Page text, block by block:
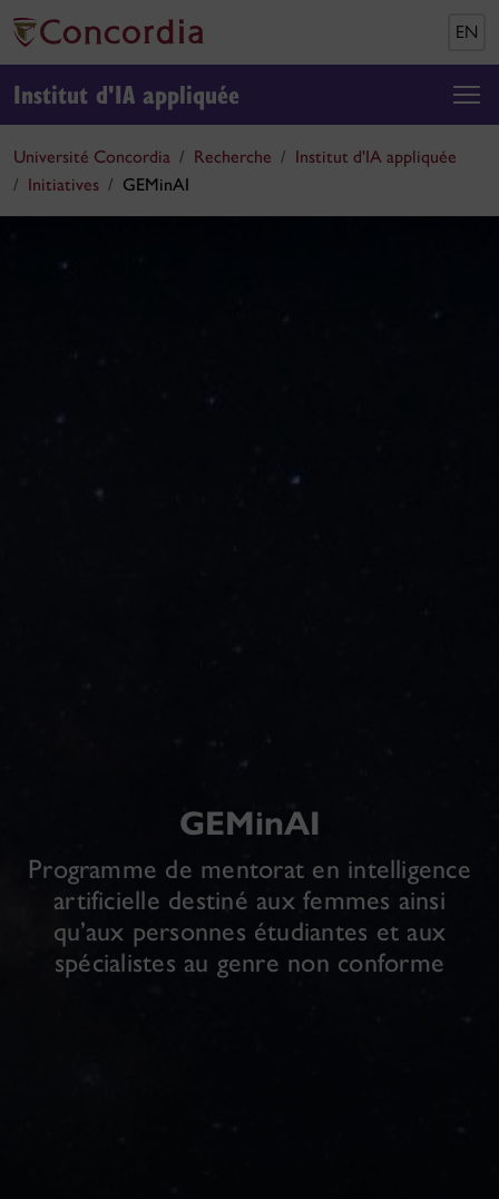
EN
Institut d'IA appliquée
Université Concordia Recherche
Institut d'IA appliquée
Initiatives
GEMinAI
GEMinAI
Programme de mentorat en intelligence
artificielle destiné aux femmes ainsi
qu’aux personnes étudiantes et aux
spécialistes au genre non conforme